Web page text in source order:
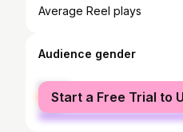
Average Reel plays
Audience gender
female
male
Start a Free Trial to